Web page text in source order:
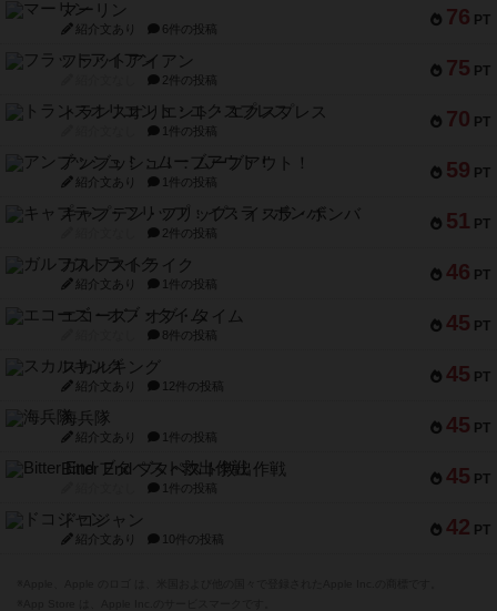
76 PT
マーリン
紹介文あり 6件の投稿
75 PT
フラットアイアン
2件の投稿
70 PT
トランスオリエント・エクスプレス
1件の投稿
59 PT
アンブッシュ！：ムーブアウト！
紹介文あり 1件の投稿
51 PT
キャプテン・フリップ：イスラ・ボンバ
2件の投稿
46 PT
ガルフストライク
紹介文あり 1件の投稿
45 PT
エコーズ・オブ・タイム
8件の投稿
45 PT
スカルキング
紹介文あり 12件の投稿
45 PT
海兵隊
紹介文あり 1件の投稿
45 PT
Bitter End ブタペスト救出作戦
1件の投稿
42 PT
ドコジャン
紹介文あり 10件の投稿